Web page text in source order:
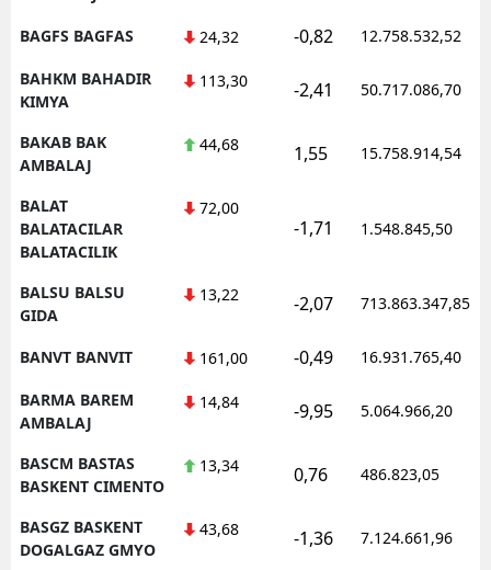
BAGFS BAGFAS 24,32 -0,82 12.758.532,52
BAHKM BAHADIR
KIMYA
113,30 -2,41 50.717.086,70
BAKAB BAK
AMBALAJ
44,68 1,55 15.758.914,54
BALAT
BALATACILAR
BALATACILIK
72,00
-1,71 1.548.845,50
BALSU BALSU
GIDA
13,22 -2,07 713.863.347,85
BANVT BANVIT 161,00 -0,49 16.931.765,40
BARMA BAREM
AMBALAJ
14,84 -9,95 5.064.966,20
BASCM BASTAS
BASKENT CIMENTO
13,34 0,76 486.823,05
BASGZ BASKENT
DOGALGAZ GMYO
43,68 -1,36 7.124.661,96